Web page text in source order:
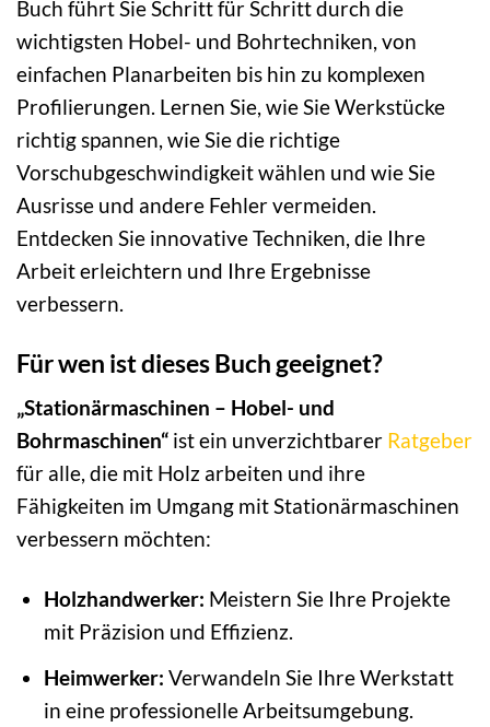
Buch führt Sie Schritt für Schritt durch die
wichtigsten Hobel- und Bohrtechniken, von
einfachen Planarbeiten bis hin zu komplexen
Profilierungen. Lernen Sie, wie Sie Werkstücke
richtig spannen, wie Sie die richtige
Vorschubgeschwindigkeit wählen und wie Sie
Ausrisse und andere Fehler vermeiden.
Entdecken Sie innovative Techniken, die Ihre
Arbeit erleichtern und Ihre Ergebnisse
verbessern.
Für wen ist dieses Buch geeignet?
„Stationärmaschinen – Hobel- und
Bohrmaschinen“ ist ein unverzichtbarer Ratgeber
für alle, die mit Holz arbeiten und ihre
Fähigkeiten im Umgang mit Stationärmaschinen
verbessern möchten:
Holzhandwerker: Meistern Sie Ihre Projekte
mit Präzision und Effizienz.
Heimwerker: Verwandeln Sie Ihre Werkstatt
in eine professionelle Arbeitsumgebung.